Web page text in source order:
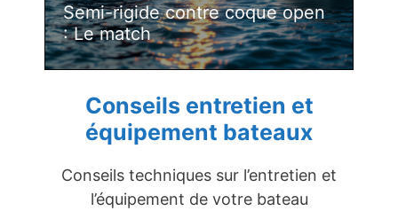
Semi-rigide contre coque open
: Le match
Conseils entretien et
équipement bateaux
Conseils techniques sur l’entretien et
l’équipement de votre bateau